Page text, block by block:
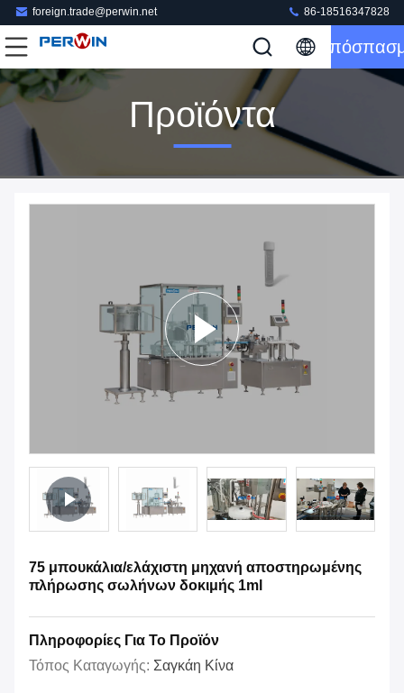
foreign.trade@perwin.net 86-18516347828
Προϊόντα
75 μπουκάλια/ελάχιστη μηχανή αποστηρωμένης
πλήρωσης σωλήνων δοκιμής 1ml
Πληροφορίες Για Το Προϊόν
Τόπος Καταγωγής: Σαγκάη Κίνα